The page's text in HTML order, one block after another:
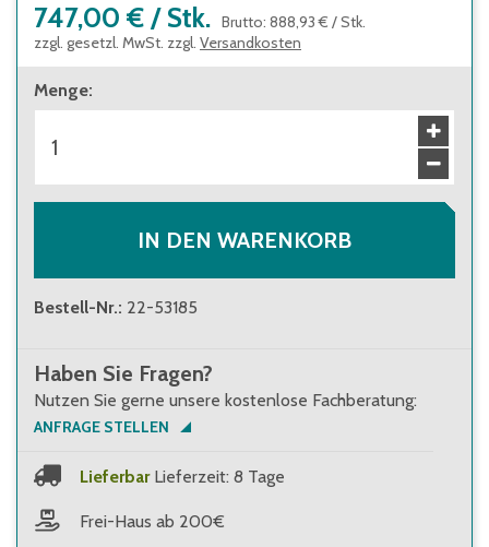
747,00 € / Stk. Brutto: 888,93 € /Stk.
zzgl. gesetzl. MwSt. zzgl. Versandkosten
Menge:
IN DEN WARENKORB
Bestell-Nr.: 22-53185
Haben Sie Fragen?
Nutzen Sie gerne unsere kostenlose Fachberatung:
ANFRAGE STELLEN
Lieferbar Lieferzeit: 8 Tage
Frei-Haus ab 200€